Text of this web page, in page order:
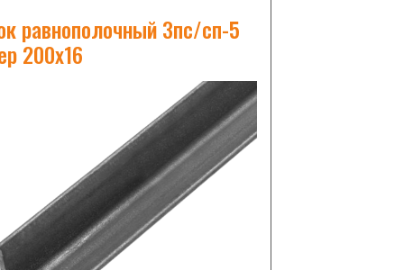
равнополочный 3пс/сп-5
200х16